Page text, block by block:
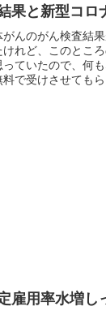
果と新型コロ
んのがん検査結
れど、このとこ
っていたので、何
で受けさせても
雇用率水増し